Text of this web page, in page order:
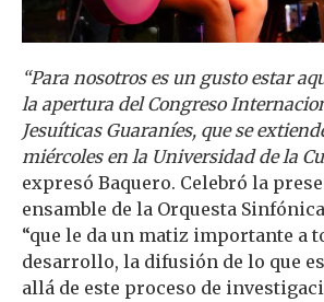
“Para nosotros es un gusto estar
la apertura del Congreso
Jesuíticas Guaraníes, que se
miércoles en la Universidad de la
expresó Baquero. Celebró la
ensamble de la Orquesta
“que le da un matiz importante a
desarrollo, la difusión de lo que
allá de este proceso de